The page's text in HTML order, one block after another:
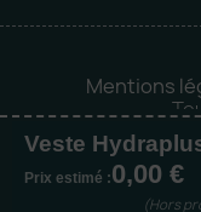
Veste
Prix estimé :0,00 €
(Hors
Mentions
Mise